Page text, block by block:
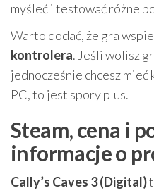
myśleć i testować różne
Warto dodać, że gra
kontrolera. Jeśli wolisz
jednocześnie chcesz
PC, to jest spory plus.
Steam, cena i
informacje o
Cally’s Caves 3 (Digital)